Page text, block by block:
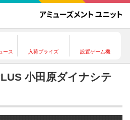
ース 入荷プライズ 設置ゲーム機
小田原ダイナシテ